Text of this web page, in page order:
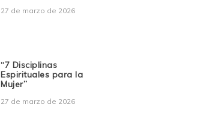
27 de marzo de 2026
“7 Disciplinas
Espirituales para la
Mujer”
27 de marzo de 2026